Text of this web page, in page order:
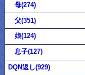
母(274)
父(351)
娘(124)
息子(127)
DQN返し(929)